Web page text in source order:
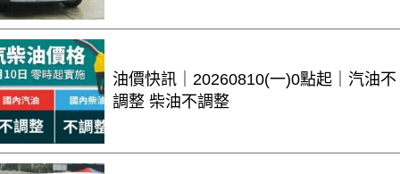
油價快訊｜20260810(一)0點起｜汽油不
調整 柴油不調整